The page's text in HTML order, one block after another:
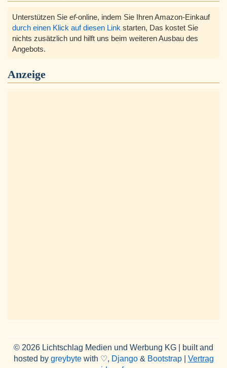
Unterstützen Sie ef-online, indem Sie Ihren Amazon-Einkauf
durch einen Klick auf diesen Link starten, Das kostet Sie
nichts zusätzlich und hilft uns beim weiteren Ausbau des
Angebots.
Anzeige
© 2026 Lichtschlag Medien und Werbung KG | built and
hosted by greybytewith ♡, Django& Bootstrap| Vertrag